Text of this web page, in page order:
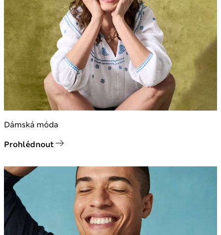
Dámská móda
Prohlédnout